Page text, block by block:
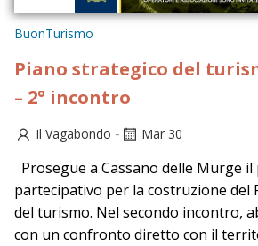
BuonTurismo
Piano strategico del
– 2° incontro
Il Vagabondo - Mar 30
Prosegue a Cassano delle Murge
partecipativo per la costruzione del
del turismo. Nel secondo incontro,
con un confronto diretto con il